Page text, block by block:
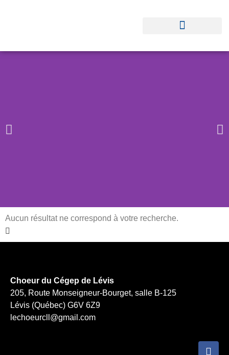
Aucun résultat ne correspond à votre recherche.
Choeur du Cégep de Lévis
205, Route Monseigneur-Bourget, salle B-125
Lévis (Québec) G6V 6Z9
lechoeurcll@gmail.com